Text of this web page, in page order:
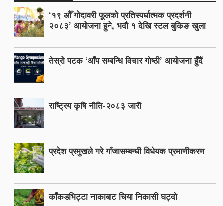
‘१९ औँ गोदावरी फूलको प्रतिस्पर्धात्मक प्रदर्शनी
२०८३’ आयोजना हुने, भदौ १ देखि स्टल बुकिङ खुला
तेस्रो पटक ‘आँप सम्बन्धि विचार गोष्ठी’ आयोजना हुँदैं
राष्ट्रिय कृषि नीति-२०८३ जारी
प्रदेश प्रमुखले गरे गाँजासम्बन्धी विधेयक प्रमाणीकरण
काँकडभिट्टा नाकाबाट चिया निकासी घट्दो